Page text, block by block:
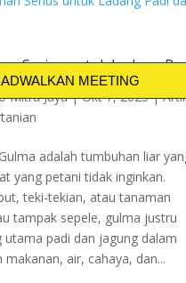
MEETING
Serius untuk Ladang
Mitra Jaya|Okt 7, 2025|
adalah tumbuhan liar
yang petani tidak inginkan.
teki-tekian, atau tanaman
tampak sepele, gulma justru
utama padi dan jagung dalam
air, cahaya, dan...